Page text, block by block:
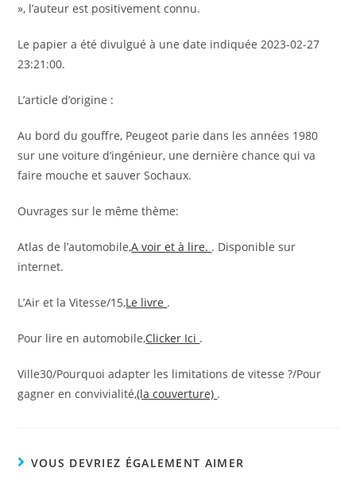
», l’auteur est positivement connu.
Le papier a été divulgué à une date indiquée 2023-02-27
23:21:00.
L’article d’origine :
Au bord du gouffre, Peugeot parie dans les années 1980
sur une voiture d’ingénieur, une dernière chance qui va
faire mouche et sauver Sochaux.
Ouvrages sur le même thème:
Atlas de l’automobile,A voir et à lire. . Disponible sur
internet.
L’Air et la Vitesse/15,Le livre .
Pour lire en automobile,Clicker Ici .
Ville30/Pourquoi adapter les limitations de vitesse ?/Pour
gagner en convivialité,(la couverture) .
VOUS DEVRIEZ ÉGALEMENT AIMER